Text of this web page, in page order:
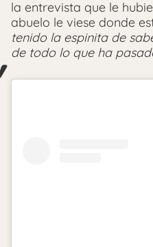
la entrevista que le
abuelo le viese donde
tenido la espinita de
de todo lo que ha